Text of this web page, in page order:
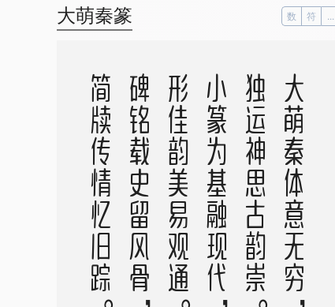
大萌秦篆 数 符 ...
大
萌
秦
体
意
无
穷
，
独
运
神
思
古
韵
崇
。
小
篆
为
基
融
现
代
，
形
佳
韵
美
易
观
通
。
碑
铭
载
史
留
风
骨
，
简
牍
传
情
忆
旧
踪
。
且
看
今
朝
新
笔
绘
，
文
明
一
脉
映
天
虹